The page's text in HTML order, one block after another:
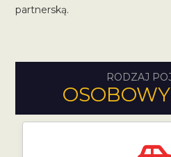
partnerską.
RODZAJ